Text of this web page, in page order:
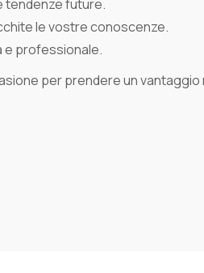
tendenze future.
le vostre conoscenze.
e professionale.
per prendere un vantaggio